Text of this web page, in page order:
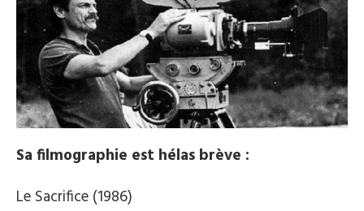
Sa filmographie est hélas brève :
Le Sacrifice (1986)